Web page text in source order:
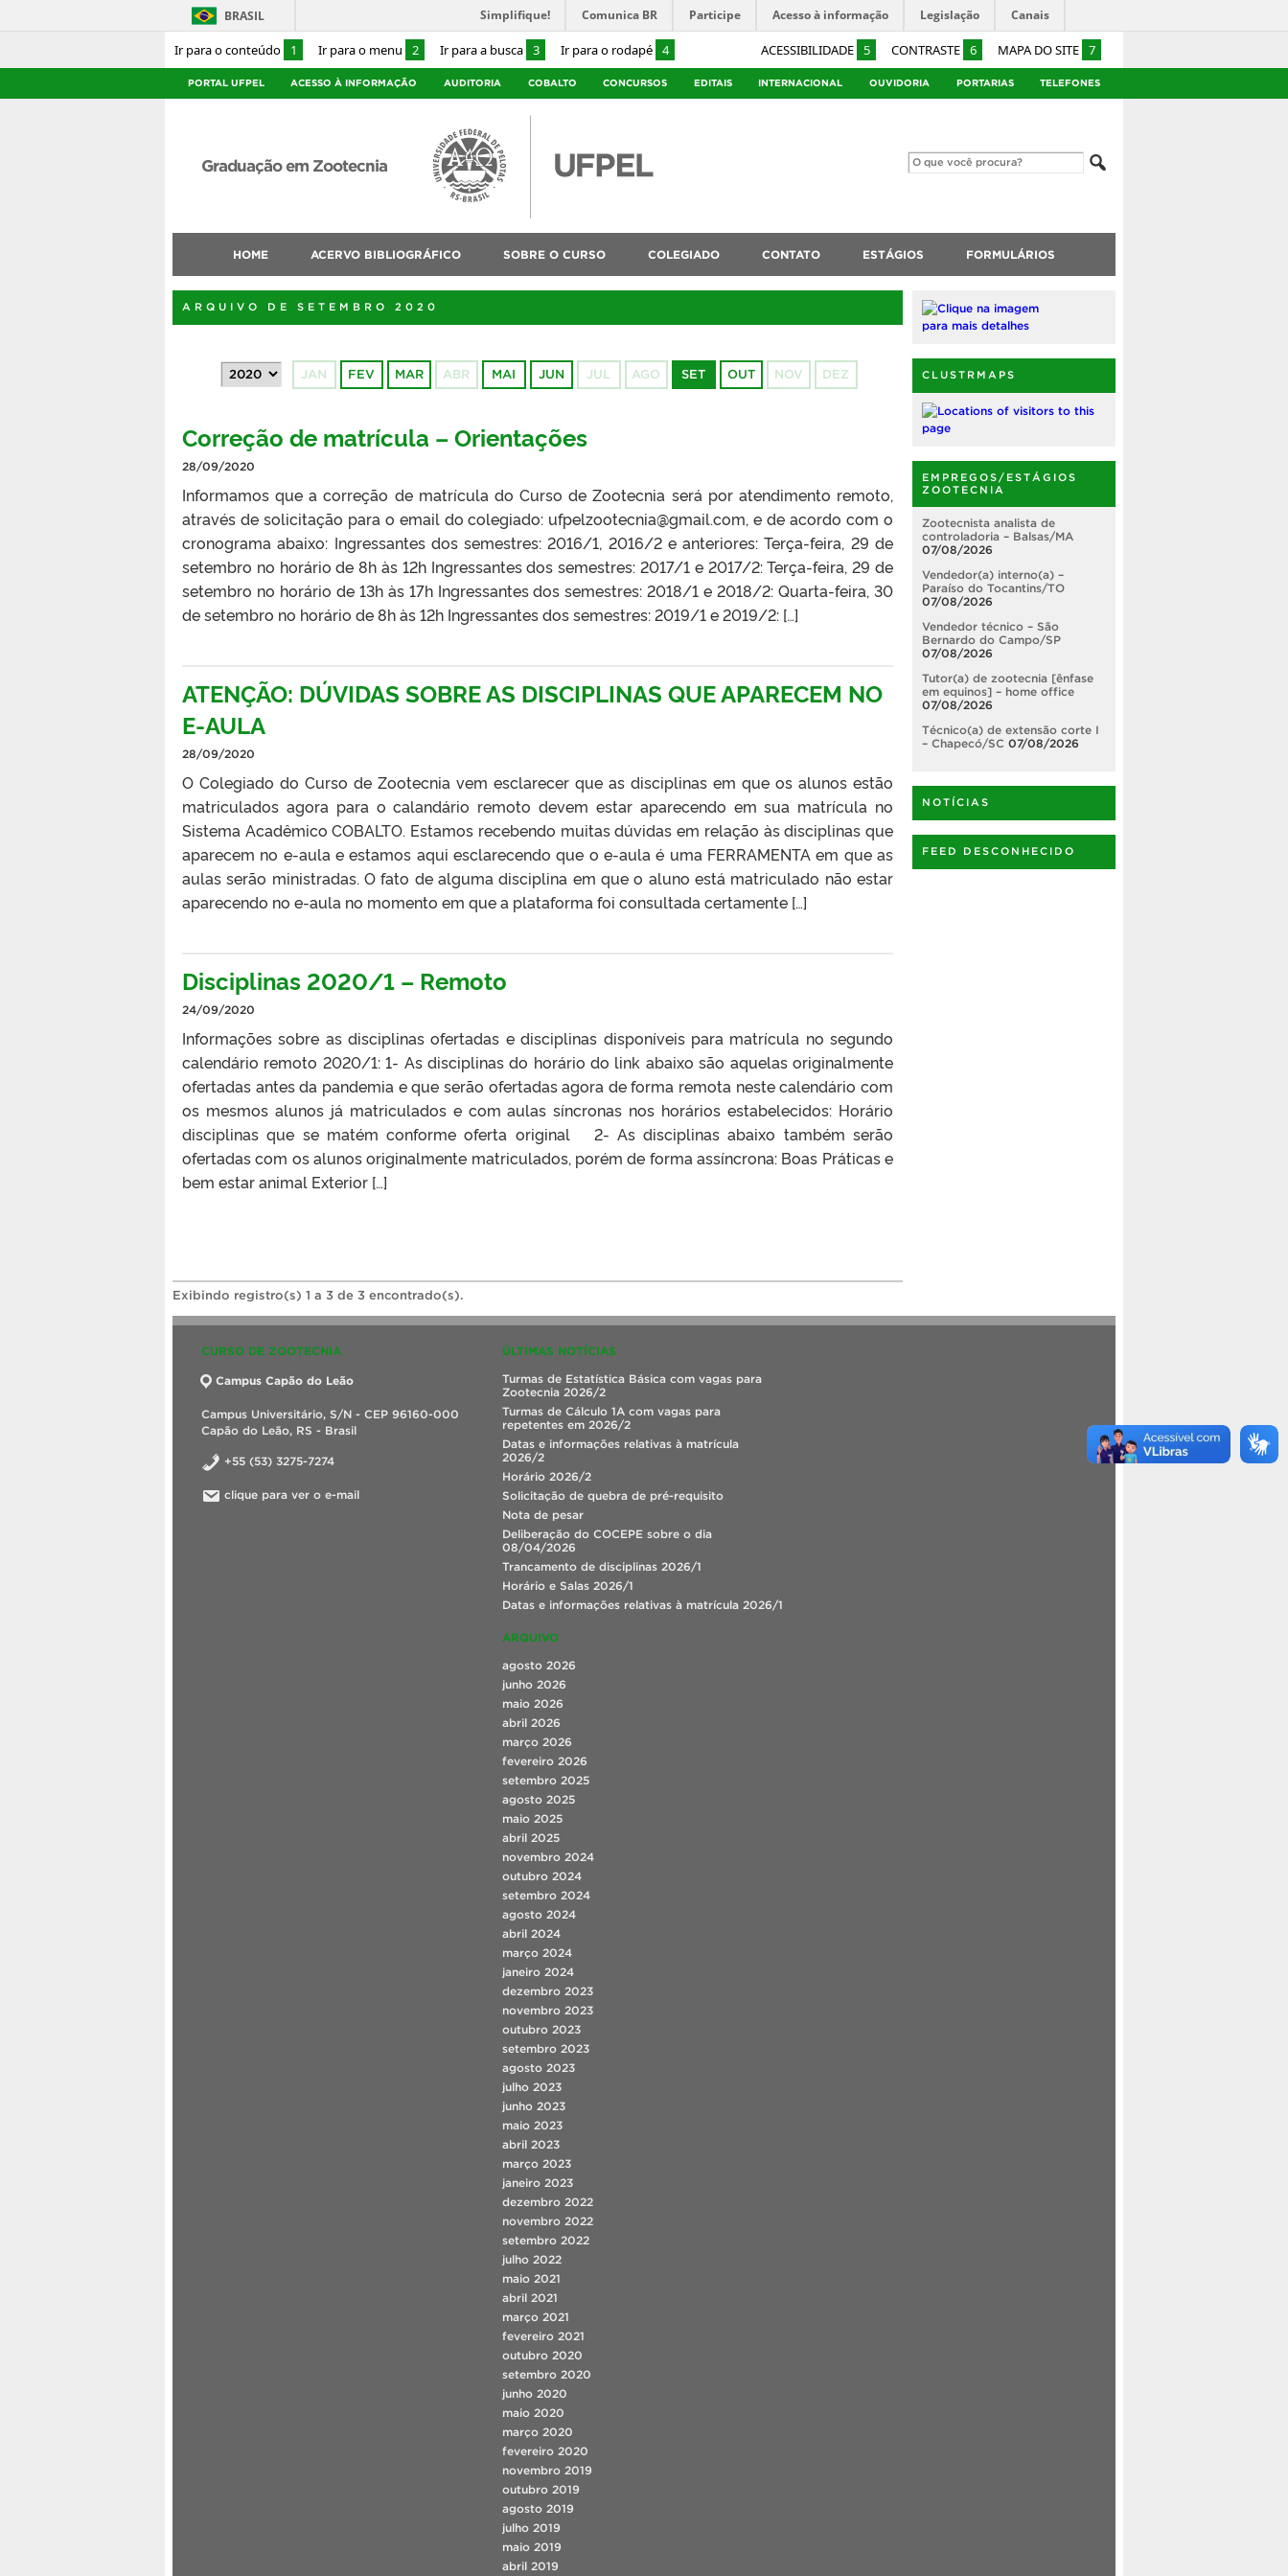
Ir para o conteúdo 1 Ir para o menu 2 Ir para a busca 3 Ir para o rodapé 4 ACESSIBILIDADE 5 CONTRASTE 6 MAPA DO SITE 7
BRASIL Simplifique! Comunica BR Participe Acesso à informação Legislação Canais
PORTAL UFPEL ACESSO À INFORMAÇÃO AUDITORIA COBALTO CONCURSOS EDITAIS INTERNACIONAL OUVIDORIA PORTARIAS TELEFONES
Graduação em Zootecnia
HOME ACERVO BIBLIOGRÁFICO SOBRE O CURSO COLEGIADO CONTATO ESTÁGIOS FORMULÁRIOS
ARQUIVO DE SETEMBRO 2020
JAN FEV MAR ABR MAI JUN JUL AGO SET OUT NOV DEZ
Correção de matrícula – Orientações
28/09/2020
Informamos que a correção de matrícula do Curso de Zootecnia será por atendimento remoto,
através de solicitação para o email do colegiado: ufpelzootecnia@gmail.com, e de acordo com o
cronograma abaixo: Ingressantes dos semestres: 2016/1, 2016/2 e anteriores: Terça-feira, 29 de
setembro no horário de 8h às 12h Ingressantes dos semestres: 2017/1 e 2017/2: Terça-feira, 29 de
setembro no horário de 13h às 17h Ingressantes dos semestres: 2018/1 e 2018/2: Quarta-feira, 30
de setembro no horário de 8h às 12h Ingressantes dos semestres: 2019/1 e 2019/2: […]
ATENÇÃO: DÚVIDAS SOBRE AS DISCIPLINAS QUE APARECEM NO
E-AULA
28/09/2020
O Colegiado do Curso de Zootecnia vem esclarecer que as disciplinas em que os alunos estão
matriculados agora para o calandário remoto devem estar aparecendo em sua matrícula no
Sistema Acadêmico COBALTO. Estamos recebendo muitas dúvidas em relação às disciplinas que
aparecem no e-aula e estamos aqui esclarecendo que o e-aula é uma FERRAMENTA em que as
aulas serão ministradas. O fato de alguma disciplina em que o aluno está matriculado não estar
aparecendo no e-aula no momento em que a plataforma foi consultada certamente […]
Disciplinas 2020/1 – Remoto
24/09/2020
Informações sobre as disciplinas ofertadas e disciplinas disponíveis para matrícula no segundo
calendário remoto 2020/1: 1- As disciplinas do horário do link abaixo são aquelas originalmente
ofertadas antes da pandemia e que serão ofertadas agora de forma remota neste calendário com
os mesmos alunos já matriculados e com aulas síncronas nos horários estabelecidos: Horário
disciplinas que se matém conforme oferta original 2- As disciplinas abaixo também serão
ofertadas com os alunos originalmente matriculados, porém de forma assíncrona: Boas Práticas e
bem estar animal Exterior […]
Exibindo registro(s) 1 a 3 de 3 encontrado(s).
CLUSTRMAPS
EMPREGOS/ESTÁGIOS
ZOOTECNIA
Zootecnista analista de
controladoria – Balsas/MA
07/08/2026
Vendedor(a) interno(a) –
Paraíso do Tocantins/TO
07/08/2026
Vendedor técnico – São
Bernardo do Campo/SP
07/08/2026
Tutor(a) de zootecnia [ênfase
em equinos] – home office
07/08/2026
Técnico(a) de extensão corte I
– Chapecó/SC 07/08/2026
NOTÍCIAS
FEED DESCONHECIDO
CURSO DE ZOOTECNIA
Campus Capão do Leão
Campus Universitário, S/N - CEP 96160-000
Capão do Leão, RS - Brasil
+55 (53) 3275-7274
clique para ver o e-mail
ÚLTIMAS NOTÍCIAS
Turmas de Estatística Básica com vagas para
Zootecnia 2026/2
Turmas de Cálculo 1A com vagas para
repetentes em 2026/2
Datas e informações relativas à matrícula
2026/2
Horário 2026/2
Solicitação de quebra de pré-requisito
Nota de pesar
Deliberação do COCEPE sobre o dia
08/04/2026
Trancamento de disciplinas 2026/1
Horário e Salas 2026/1
Datas e informações relativas à matrícula 2026/1
ARQUIVO
agosto 2026
junho 2026
maio 2026
abril 2026
março 2026
fevereiro 2026
setembro 2025
agosto 2025
maio 2025
abril 2025
novembro 2024
outubro 2024
setembro 2024
agosto 2024
abril 2024
março 2024
janeiro 2024
dezembro 2023
novembro 2023
outubro 2023
setembro 2023
agosto 2023
julho 2023
junho 2023
maio 2023
abril 2023
março 2023
janeiro 2023
dezembro 2022
novembro 2022
setembro 2022
julho 2022
maio 2021
abril 2021
março 2021
fevereiro 2021
outubro 2020
setembro 2020
junho 2020
maio 2020
março 2020
fevereiro 2020
novembro 2019
outubro 2019
agosto 2019
julho 2019
maio 2019
abril 2019